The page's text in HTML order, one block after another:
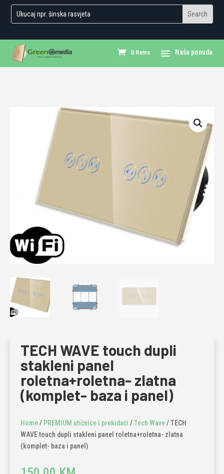
0 Items
TECH WAVE touch dupli
stakleni panel
roletna+roletna- zlatna
(komplet- baza i panel)
Home/ PREMIUM utičnice i prekidači /Tech Wave/ TECH
WAVE touch dupli stakleni panel roletna+roletna- zlatna
(komplet- baza i panel)